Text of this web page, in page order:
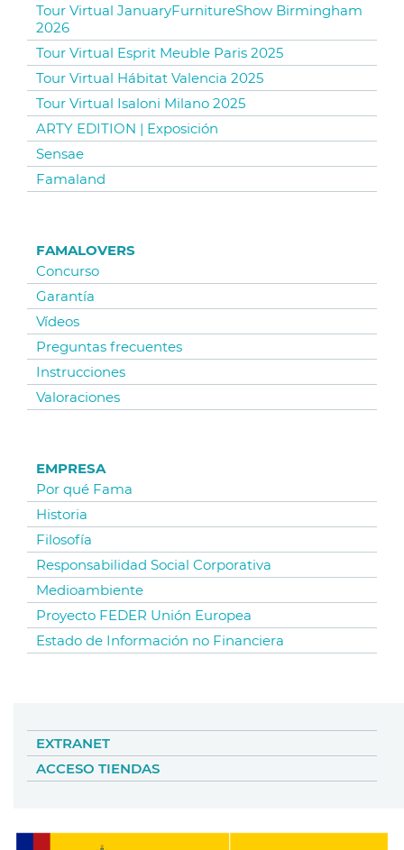
Tour Virtual JanuaryFurnitureShow Birmingham
2026
Tour Virtual Esprit Meuble Paris 2025
Tour Virtual Hábitat Valencia 2025
Tour Virtual Isaloni Milano 2025
ARTY EDITION | Exposición
Sensae
Famaland
FAMALOVERS
Concurso
Garantía
Vídeos
Preguntas frecuentes
Instrucciones
Valoraciones
EMPRESA
Por qué Fama
Historia
Filosofía
Responsabilidad Social Corporativa
Medioambiente
Proyecto FEDER Unión Europea
Estado de Información no Financiera
EXTRANET
ACCESO TIENDAS